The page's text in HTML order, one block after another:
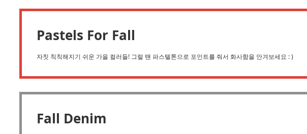
Pastels For Fall
자칫 칙칙해지기 쉬운 가을 컬러들! 그럴 땐 파스텔톤으로 포인트를 줘서 화사함을 안겨보세요 : )
Fall Denim